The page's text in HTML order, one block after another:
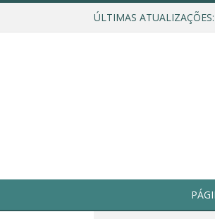
ÚLTIMAS ATUALIZAÇÕES: